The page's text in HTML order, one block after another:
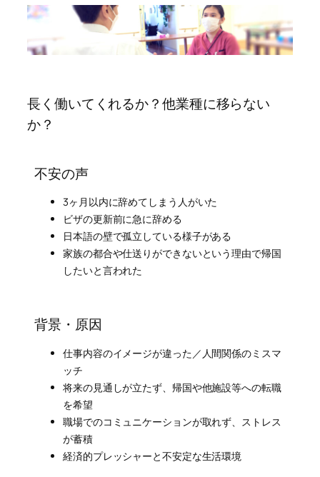
長く働いてくれるか？他業種に移らない
か？
不安の声
3ヶ月以内に辞めてしまう人がいた
ビザの更新前に急に辞める
日本語の壁で孤立している様子がある
家族の都合や仕送りができないという理由で帰国
したいと言われた
背景・原因
仕事内容のイメージが違った／人間関係のミスマ
ッチ
将来の見通しが立たず、帰国や他施設等への転職
を希望
職場でのコミュニケーションが取れず、ストレス
が蓄積
経済的プレッシャーと不安定な生活環境